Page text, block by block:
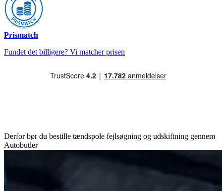
Prismatch
Fundet det billigere? Vi matcher prisen
Derfor bør du bestille tændspole fejlsøgning og udskiftning gennem
Autobutler